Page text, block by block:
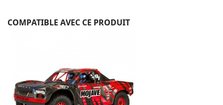
COMPATIBLE AVEC CE PRODUIT